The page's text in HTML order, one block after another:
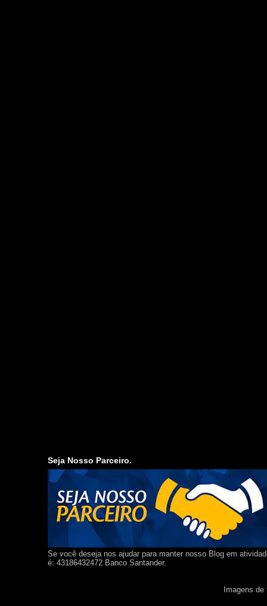
Seja Nosso Parceiro.
Se você deseja nos ajudar para manter nosso Blog em
é: 43186432472 Banco Santander.
Imagens